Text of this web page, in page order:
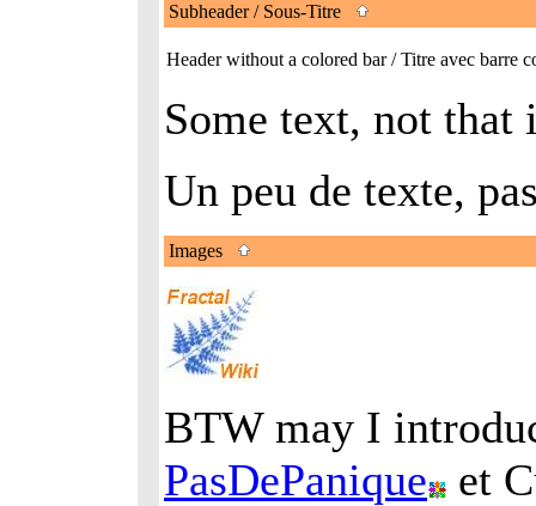
Subheader / Sous-Titre
Header without a colored bar / Titre avec barre
Some text, not that
Un peu de texte,
Images
BTW may I
PasDePanique
et